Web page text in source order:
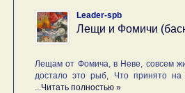
Leader-spb
Лещи и Фомичи
Лещам от Фомича, в Неве, совсем
достало это рыб, Что принято
Читать полностью »